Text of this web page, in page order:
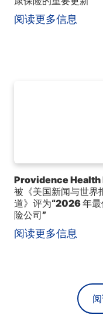
阅读更多信息
Providence Health
被《美国新闻与世界
道》评为“2026 年最
险公司”
阅读更多信息